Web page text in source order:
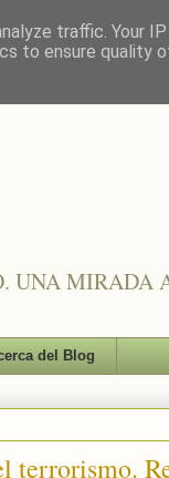
MIRADA
del Blog
terrorismo.
traffic. Your
to ensure quality